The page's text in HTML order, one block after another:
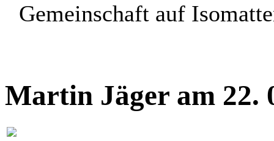
Gemeinschaft auf
Martin Jäger am 22.